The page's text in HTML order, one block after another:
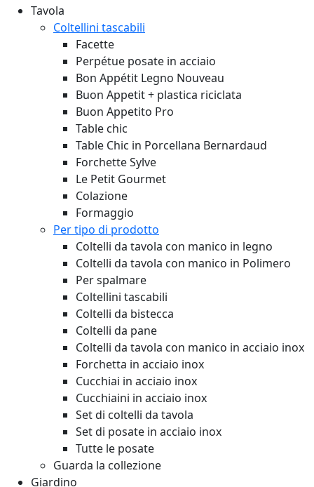
Tavola
Coltellini tascabili
Facette
Perpétue posate in acciaio
Bon Appétit Legno Nouveau
Buon Appetit + plastica riciclata
Buon Appetito Pro
Table chic
Table Chic in Porcellana Bernardaud
Forchette Sylve
Le Petit Gourmet
Colazione
Formaggio
Per tipo di prodotto
Coltelli da tavola con manico in legno
Coltelli da tavola con manico in Polimero
Per spalmare
Coltellini tascabili
Coltelli da bistecca
Coltelli da pane
Coltelli da tavola con manico in acciaio inox
Forchetta in acciaio inox
Cucchiai in acciaio inox
Cucchiaini in acciaio inox
Set di coltelli da tavola
Set di posate in acciaio inox
Tutte le posate
Guarda la collezione
Giardino